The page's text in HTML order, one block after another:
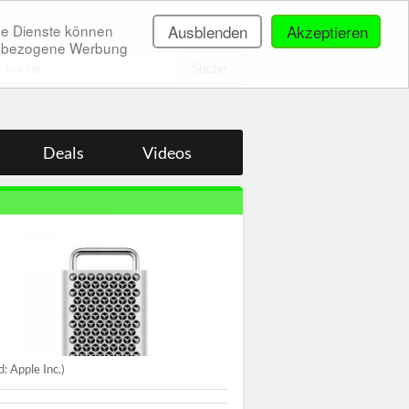
Akzeptieren
Ausblenden
Dienste können
Werbung
Deals Videos
Apple Inc.)